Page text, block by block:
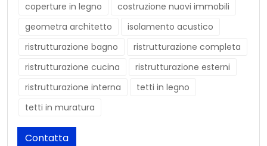
coperture in legno
costruzione nuovi immobili
geometra architetto
isolamento acustico
ristrutturazione bagno
ristrutturazione completa
ristrutturazione cucina
ristrutturazione esterni
ristrutturazione interna
tetti in legno
tetti in muratura
Contatta